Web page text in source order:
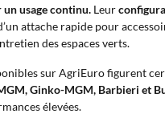
usage continu. Leur
attache rapide pour
des espaces verts.
sur AgriEuro figurent
Ginko-MGM, Barbieri et
élevées.